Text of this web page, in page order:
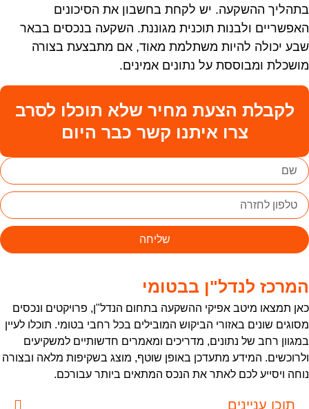
ההשקעה. יש לקחת בחשבון את הסיכונים
ולבנות תוכנית מגוננת. השקעה בנכסים בבאר
יכולה להיות משתלמת מאוד, אם מתבצעת בצורה
ומבוססת על נתונים אמינים.
לקבלת הצעת מחיר שלא תוכלו לסרב
צרו איתנו קשר כבר היום
שליחה
לנדל"ן בבטומי
תמצאו מיטב אפיקי ההשקעה בתחום הנדל"ן, פרויקטים ונכסים
שונים באזורי הביקוש המובילים בכל רחבי בטומי. תוכלו לעיין
רחב של נתונים, מדריכים ומאמרים חדשותיים למשקיעים
המידע מתעדכן באופן שוטף, מוצג בשקיפות מלאה ובצורה
ויסייע לכם לאתר את הנכס המתאים ביותר עבורכם.
תוכן עניינים